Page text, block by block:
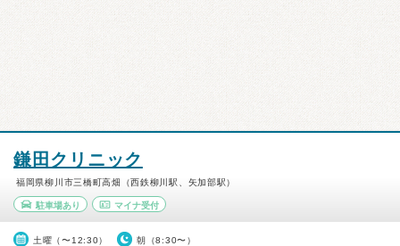
鎌田クリニック
福岡県柳川市三橋町高畑（西鉄柳川駅、矢加部駅）
駐車場あり マイナ受付
土曜（〜12:30） 朝（8:30〜）